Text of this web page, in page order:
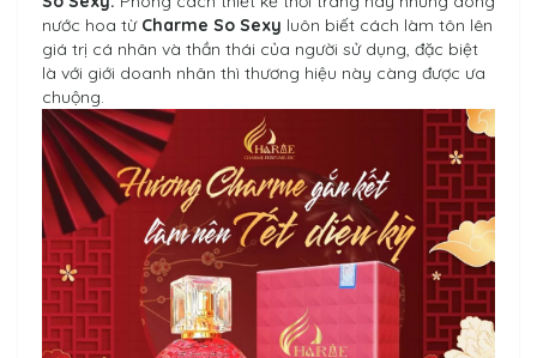
nước hoa từ Charme So Sexy luôn biết cách làm tôn lên
giá trị cá nhân và thần thái của người sử dụng, đặc biệt
là với giới doanh nhân thì thương hiệu này càng được ưa
chuộng.